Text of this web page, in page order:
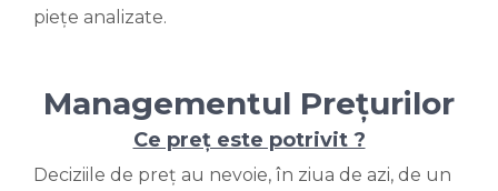
piețe analizate.
Managementul Prețurilor
Ce preț este potrivit ?
Deciziile de preț au nevoie, în ziua de azi, de un